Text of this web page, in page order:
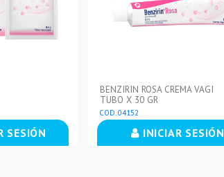
SESIÓN
BENZIRIN ROSA CREMA VAGI
TUBO X 30 GR
COD. 04152
INICIAR SESIÓN